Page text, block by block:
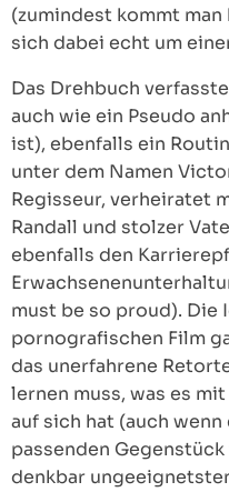
(zumindest kommt man
sich dabei echt um
Das Drehbuch
auch wie ein Pseudo
ist), ebenfalls ein
unter dem Namen
Regisseur, verheiratet
Randall und stolzer
ebenfalls den
must be so proud). Die
pornografischen Film
das unerfahrene
lernen muss, was es
auf sich hat (auch
passenden
denkbar